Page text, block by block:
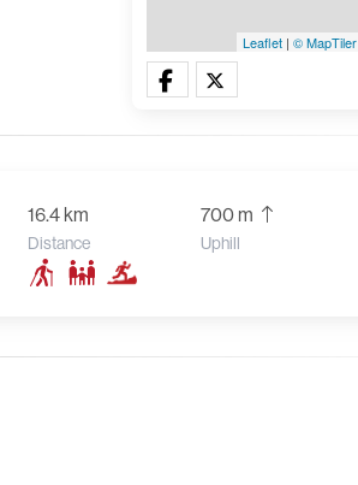
Leaflet | © MapTiler
16.4 km
Distance
700 m
Uphill